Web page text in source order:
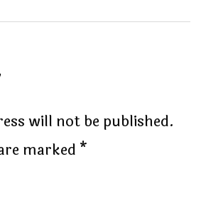
will not be published.
marked *